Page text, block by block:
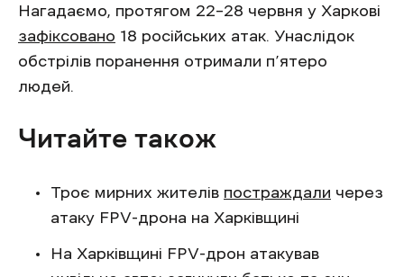
Нагадаємо, протягом 22–28 червня у Харкові
зафіксовано 18 російських атак. Унаслідок
обстрілів поранення отримали п’ятеро
людей.
Читайте також
Троє мирних жителів постраждали через
атаку FPV-дрона на Харківщині
На Харківщині FPV-дрон атакував